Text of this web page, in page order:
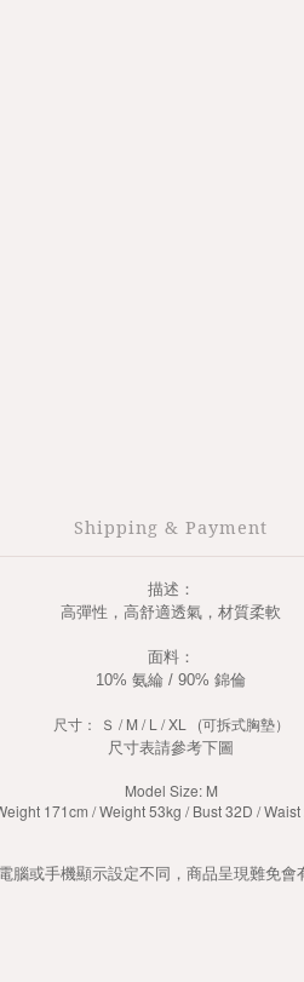
Shipping & Payment
描述：
高彈性，高舒適透氣，材質柔軟
面料：
10% 氨綸 / 90% 錦倫
尺寸： Ｓ / M / L / XL (可拆式胸墊）
尺寸表請參考下圖
Model Size: M
171cm / Weight 53kg / Bust 32D /
腦或手機顯示設定不同，商品呈現難免會